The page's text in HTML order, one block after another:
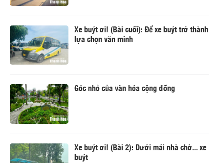
Xe buýt ơi! (Bài cuối): Để xe buýt trở thành
lựa chọn văn minh
Góc nhỏ của văn hóa cộng đồng
Xe buýt ơi! (Bài 2): Dưới mái nhà chờ... xe
buýt